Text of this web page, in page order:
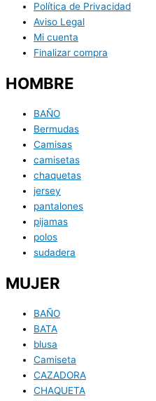
Política de Privacidad
Aviso Legal
Mi cuenta
Finalizar compra
HOMBRE
BAÑO
Bermudas
Camisas
camisetas
chaquetas
jersey
pantalones
pijamas
polos
sudadera
MUJER
BAÑO
BATA
blusa
Camiseta
CAZADORA
CHAQUETA